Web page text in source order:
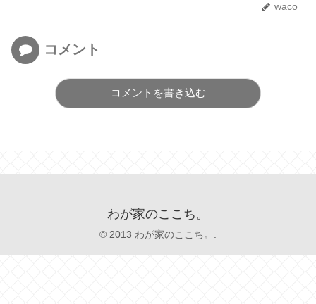
waco
コメント
コメントを書き込む
わが家のここち。
© 2013 わが家のここち。.